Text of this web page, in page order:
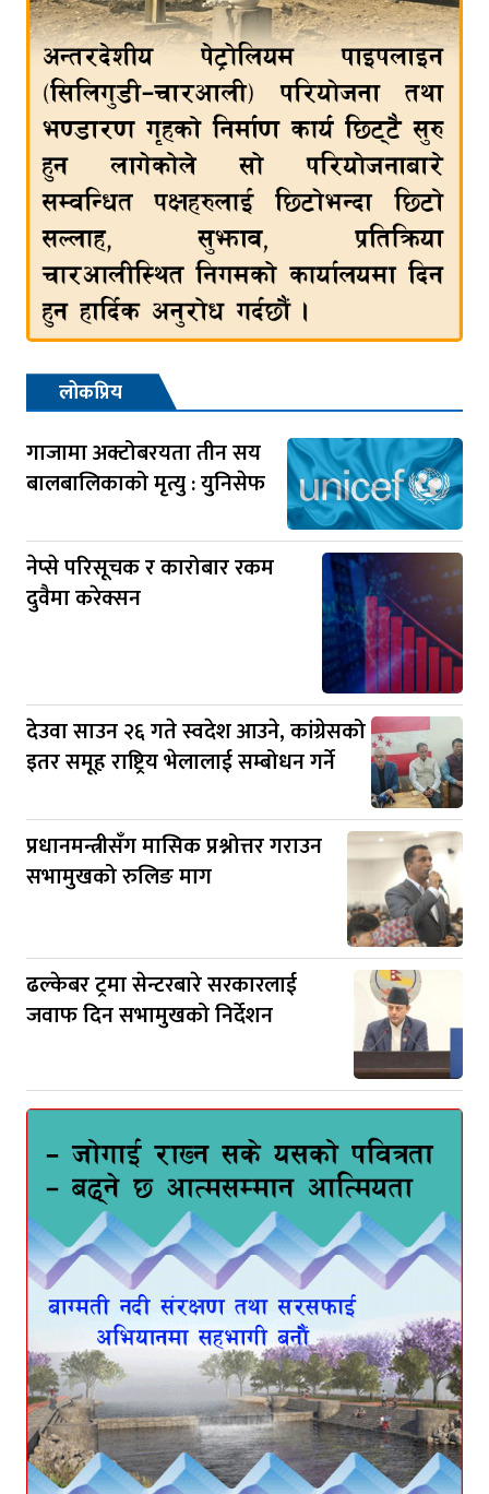
लोकप्रिय
गाजामा अक्टोबरयता तीन सय
बालबालिकाको मृत्यु : युनिसेफ
नेप्से परिसूचक र कारोबार रकम
दुवैमा करेक्सन
देउवा साउन २६ गते स्वदेश आउने, कांग्रेसको
इतर समूह राष्ट्रिय भेलालाई सम्बोधन गर्ने
प्रधानमन्त्रीसँग मासिक प्रश्नोत्तर गराउन
सभामुखको रुलिङ माग
ढल्केबर ट्रमा सेन्टरबारे सरकारलाई
जवाफ दिन सभामुखको निर्देशन